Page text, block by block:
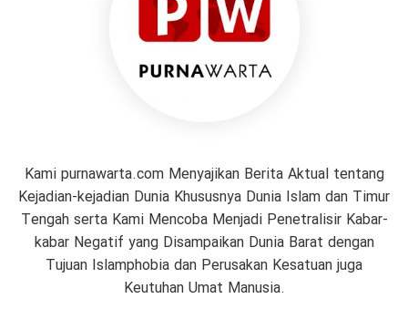
Kami purnawarta.com Menyajikan Berita Aktual tentang
Kejadian-kejadian Dunia Khususnya Dunia Islam dan Timur
Tengah serta Kami Mencoba Menjadi Penetralisir Kabar-
kabar Negatif yang Disampaikan Dunia Barat dengan
Tujuan Islamphobia dan Perusakan Kesatuan juga
Keutuhan Umat Manusia.